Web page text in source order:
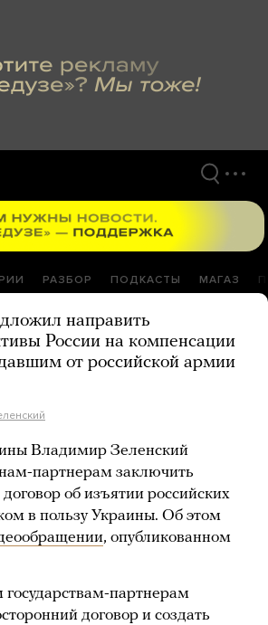
РАЗБОР ПОДКАСТЫ МАГАЗ
направить
России на компенсации
от российской армии
Владимир Зеленский
партнерам заключить
об изъятии российских
в пользу Украины. Об этом
, опубликованном
партнерам
договор и создать